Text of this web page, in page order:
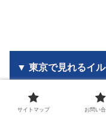
▼ 東京で見れるイル
サイトマップ お問い